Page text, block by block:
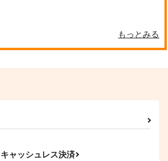
もっとみる
キャッシュレス決済